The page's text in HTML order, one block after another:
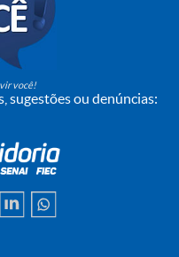
você!
sugestões ou denúncias: